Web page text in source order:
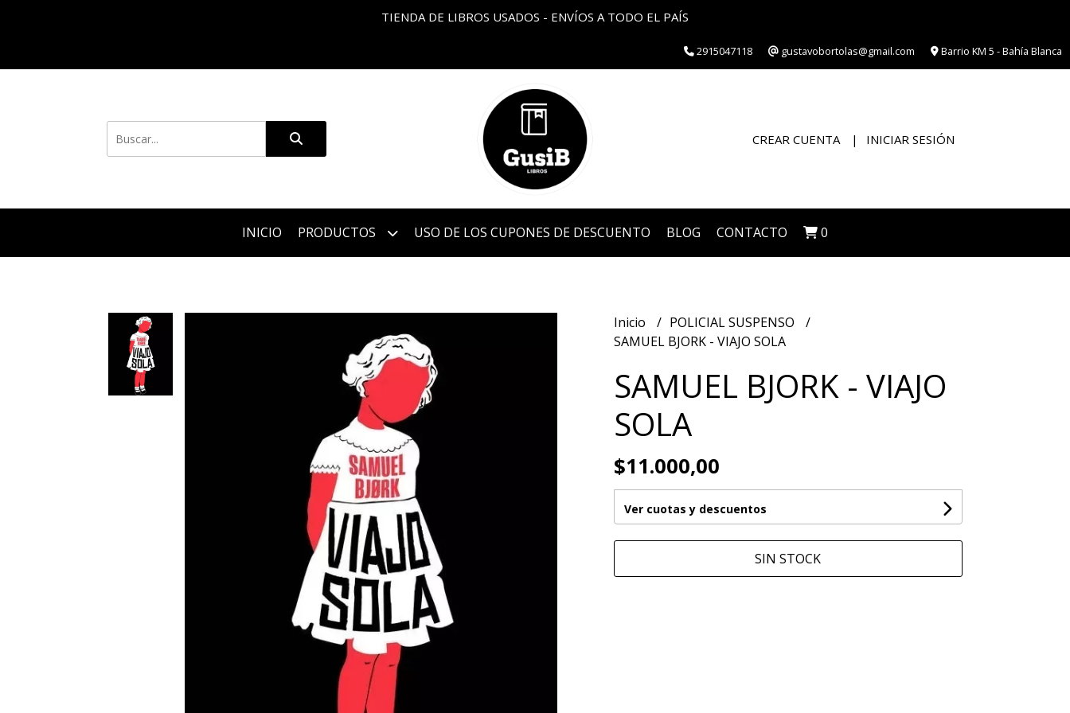
TIENDA DE LIBROS USADOS - ENVÍOS A TODO EL PAÍS
2915047118 gustavobortolas@gmail.com Barrio KM 5 - Bahía Blanca
CREAR CUENTA INICIAR SESIÓN
INICIO PRODUCTOS USO DE LOS CUPONES DE DESCUENTO BLOG CONTACTO 0
Inicio
POLICIAL SUSPENSO
SAMUEL BJORK - VIAJO SOLA
SAMUEL BJORK - VIAJO
SOLA
$11.000,00
Ver cuotas y descuentos
SIN STOCK